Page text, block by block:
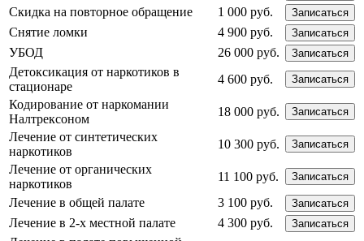
Скидка на повторное обращение 1 000 руб. Записаться
Снятие ломки 4 900 руб. Записаться
УБОД 26 000 руб. Записаться
Детоксикация от наркотиков в
стационаре
4 600 руб. Записаться
Кодирование от наркомании
Налтрексоном
18 000 руб. Записаться
Лечение от синтетических
наркотиков
10 300 руб. Записаться
Лечение от органических
наркотиков
11 100 руб. Записаться
Лечение в общей палате 3 100 руб. Записаться
Лечение в 2-х местной палате 4 300 руб. Записаться